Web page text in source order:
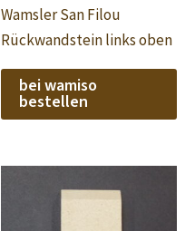
Wamsler San Filou
Rückwandstein links oben
bei wamiso
bestellen